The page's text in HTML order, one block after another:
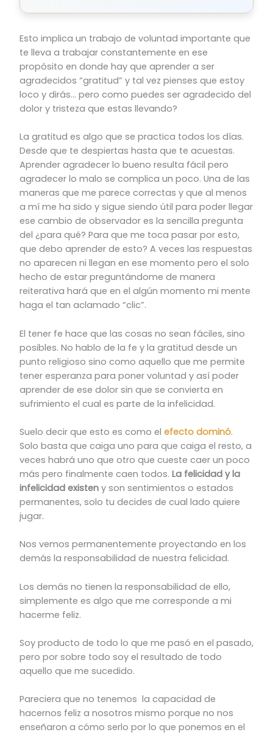
Esto implica un trabajo de voluntad importante que
te lleva a trabajar constantemente en ese
propósito en donde hay que aprender a ser
agradecidos “gratitud” y tal vez pienses que estoy
loco y dirás… pero como puedes ser agradecido del
dolor y tristeza que estas llevando?
La gratitud es algo que se practica todos los días.
Desde que te despiertas hasta que te acuestas.
Aprender agradecer lo bueno resulta fácil pero
agradecer lo malo se complica un poco. Una de las
maneras que me parece correctas y que al menos
a mí me ha sido y sigue siendo útil para poder llegar
ese cambio de observador es la sencilla pregunta
del ¿para qué? Para que me toca pasar por esto,
que debo aprender de esto? A veces las respuestas
no aparecen ni llegan en ese momento pero el solo
hecho de estar preguntándome de manera
reiterativa hará que en el algún momento mi mente
haga el tan aclamado “clic”.
El tener fe hace que las cosas no sean fáciles, sino
posibles. No hablo de la fe y la gratitud desde un
punto religioso sino como aquello que me permite
tener esperanza para poner voluntad y así poder
aprender de ese dolor sin que se convierta en
sufrimiento el cual es parte de la infelicidad.
Suelo decir que esto es como el efecto dominó.
Solo basta que caiga uno para que caiga el resto, a
veces habrá uno que otro que cueste caer un poco
más pero finalmente caen todos. La felicidad y la
infelicidad existeny son sentimientos o estados
permanentes, solo tu decides de cual lado quiere
jugar.
Nos vemos permanentemente proyectando en los
demás la responsabilidad de nuestra felicidad.
Los demás no tienen la responsabilidad de ello,
simplemente es algo que me corresponde a mi
hacerme feliz.
Soy producto de todo lo que me pasó en el pasado,
pero por sobre todo soy el resultado de todo
aquello que me sucedido.
Pareciera que no tenemos la capacidad de
hacernos feliz a nosotros mismo porque no nos
enseñaron a cómo serlo por lo que ponemos en el